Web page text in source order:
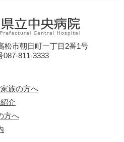
松市朝日町一丁目2番1号
087-811-3333
族の方へ
介
方へ